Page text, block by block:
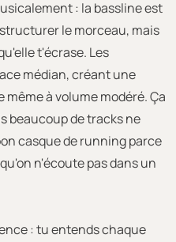
: la bassline est
le morceau, mais
t'écrase. Les
médian, créant une
à volume modéré. Ça
beaucoup de tracks ne
casque de running parce
n'écoute pas dans un
: tu entends chaque